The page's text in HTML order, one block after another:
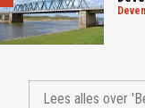
Lees alles over